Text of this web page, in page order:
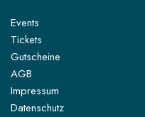
Events
Tickets
Gutscheine
AGB
Impressum
Datenschutz